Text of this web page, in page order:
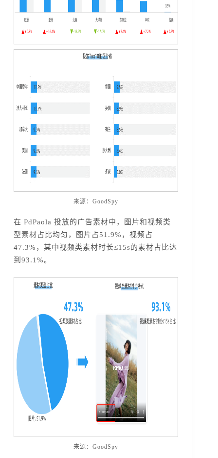
来源：GoodSpy
在 PdPaola 投放的广告素材中，图片和视频类
型素材占比均匀，图片占51.9%，视频占
47.3%，其中视频类素材时长≤15s的素材占比达
到93.1%。
来源：GoodSpy